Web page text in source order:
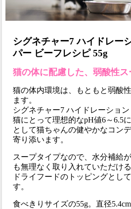
シグネチャー7 ハイドレー
パー ビーフレシピ 55g
猫の体に配慮した、弱酸性ス
猫の体内環境は、もともと弱酸
ます。
シグネチャー7 ハイドレーション
猫にとって理想的なpH値6～6.5
として猫ちゃんの健やかなコン
寄り添います。
スープタイプなので、水分補給
も無理なく取り入れていただけ
ドライフードのトッピングとし
す。
食べきりサイズの55g。直径